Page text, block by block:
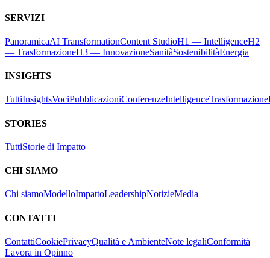
SERVIZI
PanoramicaAI TransformationContent StudioH1 — IntelligenceH2
— TrasformazioneH3 — InnovazioneSanitàSostenibilitàEnergia
INSIGHTS
TuttiInsightsVociPubblicazioniConferenzeIntelligenceTrasformazione
STORIES
TuttiStorie di Impatto
CHI SIAMO
Chi siamoModelloImpattoLeadershipNotizieMedia
CONTATTI
ContattiCookiePrivacyQualità e AmbienteNote legaliConformità
Lavora in Opinno